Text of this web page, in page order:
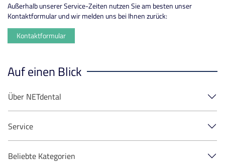
Außerhalb unserer Service-Zeiten nutzen Sie am besten unser
Kontaktformular und wir melden uns bei Ihnen zurück:
Kontaktformular
Auf einen Blick
Über NETdental
Service
Beliebte Kategorien